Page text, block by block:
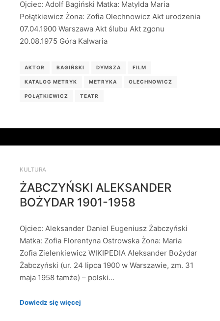
Ojciec: Adolf Bagiński Matka: Matylda Maria
Połątkiewicz Żona: Zofia Olechnowicz Akt urodzenia
07.04.1900 Warszawa Akt ślubu Akt zgonu
20.08.1975 Góra Kalwaria
AKTOR BAGIŃSKI DYMSZA FILM
KATALOG METRYK METRYKA OLECHNOWICZ
POŁĄTKIEWICZ TEATR
KULTURA
ŻABCZYŃSKI ALEKSANDER
BOŻYDAR 1901-1958
Ojciec: Aleksander Daniel Eugeniusz Żabczyński
Matka: Zofia Florentyna Ostrowska Żona: Maria
Zofia Zielenkiewicz WIKIPEDIA Aleksander Bożydar
Żabczyński (ur. 24 lipca 1900 w Warszawie, zm. 31
maja 1958 tamże) – polski…
Dowiedz się więcej